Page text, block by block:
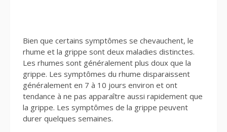
Bien que certains symptômes se chevauchent, le
rhume et la grippe sont deux maladies distinctes.
Les rhumes sont généralement plus doux que la
grippe. Les symptômes du rhume disparaissent
généralement en 7 à 10 jours environ et ont
tendance à ne pas apparaître aussi rapidement que
la grippe. Les symptômes de la grippe peuvent
durer quelques semaines.